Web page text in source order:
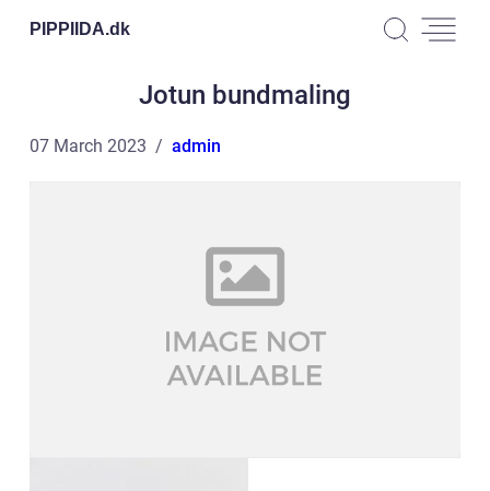
PIPPIIDA.dk
Jotun bundmaling
07 March 2023 admin